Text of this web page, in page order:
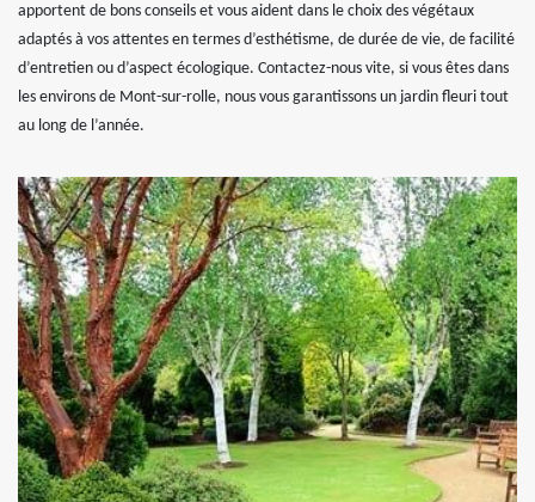
apportent de bons conseils et vous aident dans le choix des végétaux
adaptés à vos attentes en termes d’esthétisme, de durée de vie, de facilité
d’entretien ou d’aspect écologique. Contactez-nous vite, si vous êtes dans
les environs de Mont-sur-rolle, nous vous garantissons un jardin fleuri tout
au long de l’année.